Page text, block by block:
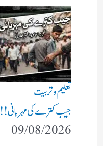
تعلیم و تربیت
جیب کترے کی مہربانی !!
09/08/2026